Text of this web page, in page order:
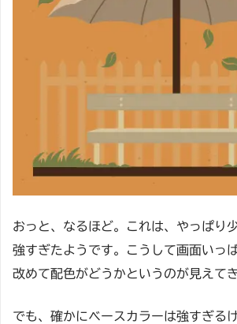
おっと、なるほど。これは、やっぱり
強すぎたようです。こうして画面いっ
改めて配色がどうかというのが見えて
でも、確かにベースカラーは強すぎる